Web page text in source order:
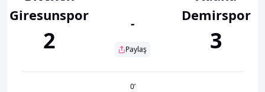
Giresunspor
2
-
Paylaş
Demirspor
3
0’